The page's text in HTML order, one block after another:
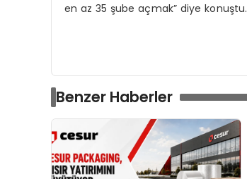
en az 35 şube açmak” diye konuştu.
Benzer Haberler